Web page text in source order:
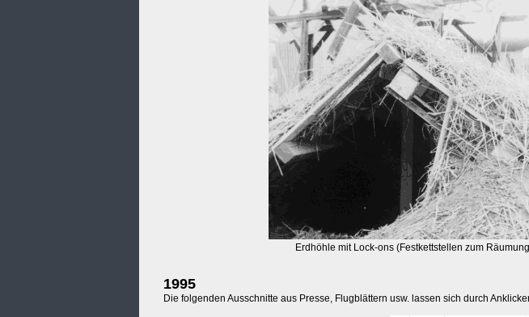
Erdhöhle mit Lock-ons (Festkettstellen zum
1995
Die folgenden Ausschnitte aus Presse, Flugblättern usw. lassen sich durch